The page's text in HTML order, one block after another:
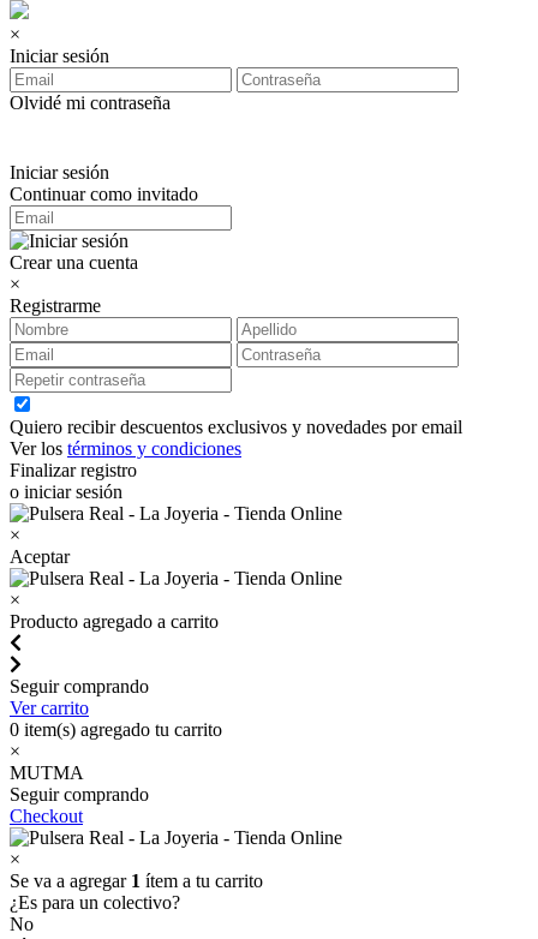
×
Iniciar sesión
Olvidé mi contraseña
Iniciar sesión
Continuar como invitado
Crear una cuenta
×
Registrarme
Quiero recibir descuentos exclusivos y novedades por email
Ver los términos y condiciones
Finalizar registro
o iniciar sesión
×
Aceptar
×
Producto agregado a carrito
Seguir comprando
Ver carrito
0 item(s) agregado tu carrito
×
MUTMA
Seguir comprando
Checkout
×
Se va a agregar 1 ítem a tu carrito
¿Es para un colectivo?
No